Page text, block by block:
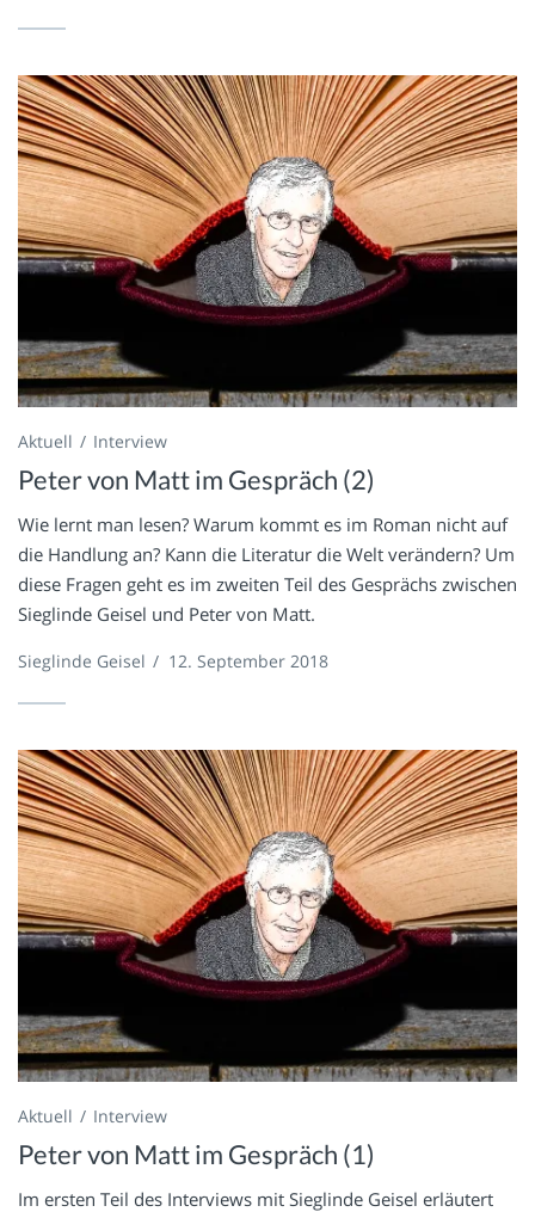
Aktuell Interview
Peter von Matt im Gespräch (2)
Wie lernt man lesen? Warum kommt es im Roman nicht auf
die Handlung an? Kann die Literatur die Welt verändern? Um
diese Fragen geht es im zweiten Teil des Gesprächs zwischen
Sieglinde Geisel und Peter von Matt.
Sieglinde Geisel / 12. September 2018
Aktuell Interview
Peter von Matt im Gespräch (1)
Im ersten Teil des Interviews mit Sieglinde Geisel erläutert